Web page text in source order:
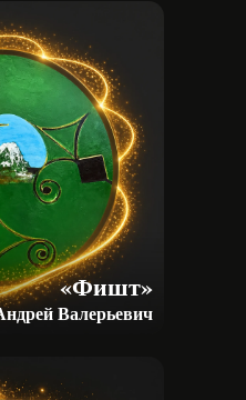
Валерьевич
«Фишт»